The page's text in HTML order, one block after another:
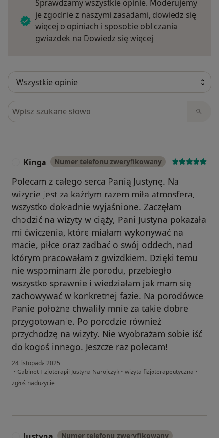
Sprawdzamy wszystkie opinie. Moderujemy
je zgodnie z naszymi zasadami, dowiedz się
więcej o opiniach i sposobie obliczania
gwiazdek na Dowiedz się więcej
Szukaj w opiniach
Kinga Numer telefonu zweryfikowany
Polecam z całego serca Panią Justynę. Na
wizycie jest za każdym razem miła atmosfera,
wszystko dokładnie wyjaśnione. Zaczęłam
chodzić na wizyty w ciąży, Pani Justyna pokazała
mi ćwiczenia, które miałam wykonywać na
macie, piłce oraz zadbać o swój oddech, nad
którym pracowałam z gwizdkiem. Dzięki temu
nie wspominam źle porodu, przebiegło
wszystko sprawnie i wiedziałam jak mam się
zachowywać w konkretnej fazie. Na porodówce
Panie położne chwaliły mnie za takie dobre
przygotowanie. Po porodzie również
przychodzę na wizyty. Nie wyobrażam sobie iść
do kogoś innego. Jeszcze raz polecam!
24 listopada 2025
• Gabinet Fizjoterapii Justyna Narojczyk • wizyta fizjoterapeutyczna •
w opinii użytkownika Kinga
zgłoś nadużycie
Numer telefonu zweryfikowany